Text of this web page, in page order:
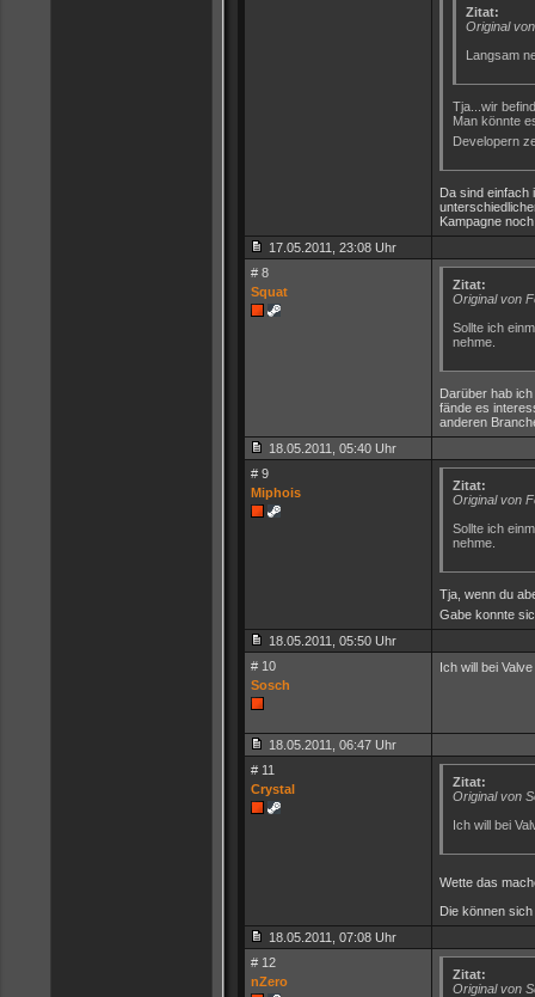
Zitat:
Original
Langsam
Tja...wir
Man könnte
Developern
Da sind einfach
Kampagne
17.05.2011, 23:08 Uhr
# 8
Squat
Zitat:
Original von
Sollte ich
nehme.
Darüber hab
fände es
anderen
18.05.2011, 05:40 Uhr
# 9
Miphois
Zitat:
Original von
Sollte ich
nehme.
Tja, wenn du
Gabe konnte
18.05.2011, 05:50 Uhr
# 10
Sosch
Ich will bei
18.05.2011, 06:47 Uhr
# 11
Crystal
Zitat:
Original von
Ich will bei
Wette das
Die können
18.05.2011, 07:08 Uhr
# 12
nZero
Zitat:
Original von